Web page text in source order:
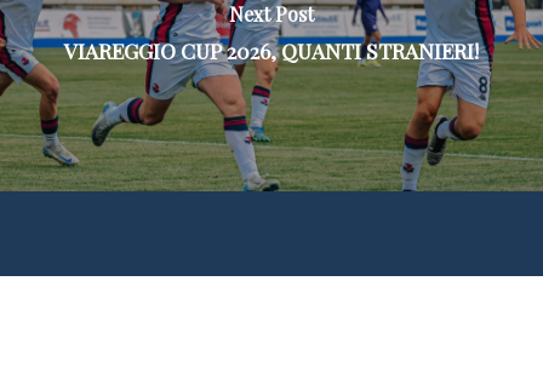
Next Post
VIAREGGIO CUP 2026, QUANTI STRANIERI!